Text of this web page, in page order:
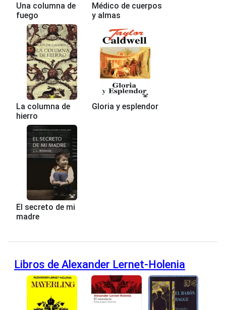
Una columna de
fuego
Médico de cuerpos
y almas
La columna de
hierro
Gloria y esplendor
El secreto de mi
madre
Libros de Alexander Lernet-Holenia